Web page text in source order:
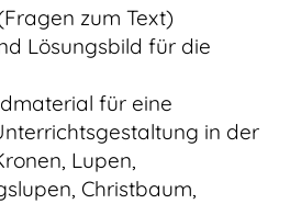
zum Text)
Lösungsbild für die
für eine
in der
Lupen,
Christbaum,